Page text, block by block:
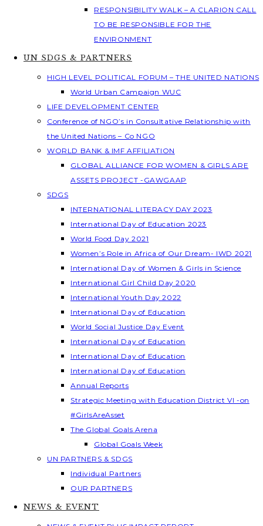
RESPONSIBILITY WALK – A CLARION CALL
TO BE RESPONSIBLE FOR THE
ENVIRONMENT
UN SDGS & PARTNERS
HIGH LEVEL POLITICAL FORUM – THE UNITED NATIONS
World Urban Campaign WUC
LIFE DEVELOPMENT CENTER
Conference of NGO’s in Consultative Relationship with
the United Nations – Co NGO
WORLD BANK & IMF AFFILIATION
GLOBAL ALLIANCE FOR WOMEN & GIRLS ARE
ASSETS PROJECT -GAWGAAP
SDGS
INTERNATIONAL LITERACY DAY 2023
International Day of Education 2023
World Food Day 2021
Women’s Role in Africa of Our Dream- IWD 2021
International Day of Women & Girls in Science
International Girl Child Day 2020
International Youth Day 2022
International Day of Education
World Social Justice Day Event
International Day of Education
International Day of Education
International Day of Education
Annual Reports
Strategic Meeting with Education District VI -on
#GirlsAreAsset
The Global Goals Arena
Global Goals Week
UN PARTNERS & SDGS
Individual Partners
OUR PARTNERS
NEWS & EVENT